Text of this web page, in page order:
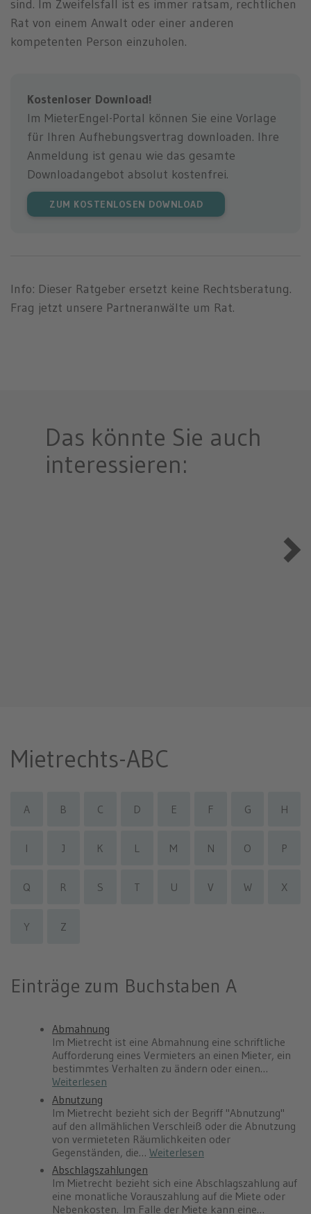
sind. Im Zweifelsfall ist es immer ratsam, rechtlichen
Rat von einem Anwalt oder einer anderen
kompetenten Person einzuholen.
Kostenloser Download!
Im MieterEngel-Portal können Sie eine Vorlage
für Ihren Aufhebungsvertrag downloaden. Ihre
Anmeldung ist genau wie das gesamte
Downloadangebot absolut kostenfrei.
ZUM KOSTENLOSEN DOWNLOAD
Info: Dieser Ratgeber ersetzt keine Rechtsberatung.
Frag jetzt unsere Partneranwälte um Rat.
Das könnte Sie auch
interessieren:
Mietrechts-ABC
A B C D E F G H
I J K L M N O P
Q R S T U V W X
Y Z
Einträge zum Buchstaben A
Abmahnung
Im Mietrecht ist eine Abmahnung eine schriftliche
Aufforderung eines Vermieters an einen Mieter, ein
bestimmtes Verhalten zu ändern oder einen…
Weiterlesen
Abnutzung
Im Mietrecht bezieht sich der Begriff "Abnutzung"
auf den allmählichen Verschleiß oder die Abnutzung
von vermieteten Räumlichkeiten oder
Gegenständen, die… Weiterlesen
Abschlagszahlungen
Im Mietrecht bezieht sich eine Abschlagszahlung auf
eine monatliche Vorauszahlung auf die Miete oder
Nebenkosten. Im Falle der Miete kann eine…